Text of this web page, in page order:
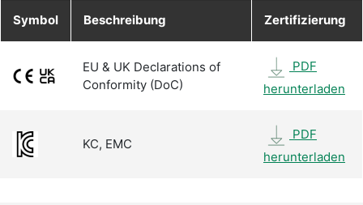
Symbol Beschreibung Zertifizierung
EU & UK Declarations of
Conformity (DoC)
PDF
herunterladen
KC, EMC
PDF
herunterladen